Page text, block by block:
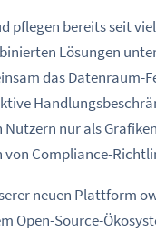
pflegen bereits seit
Lösungen
das Datenraum-
nur als
Compliance-
neuen Plattform
Open-Source-